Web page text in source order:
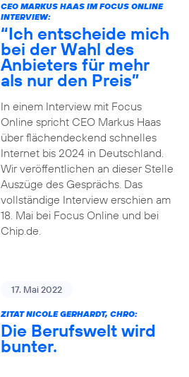
CEO MARKUS HAAS IM FOCUS ONLINE
INTERVIEW:
“Ich entscheide mich
bei der Wahl des
Anbieters für mehr
als nur den Preis”
In einem Interview mit Focus
Online spricht CEO Markus Haas
über flächendeckend schnelles
Internet bis 2024 in Deutschland.
Wir veröffentlichen an dieser Stelle
Auszüge des Gesprächs. Das
vollständige Interview erschien am
18. Mai bei Focus Online und bei
Chip.de.
17. Mai 2022
ZITAT NICOLE GERHARDT, CHRO:
Die Berufswelt wird
bunter.